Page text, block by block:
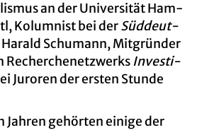
an der Uni­ver­si­tät Ham­
Ko­lum­nist bei derSüd­deut­
Schu­mann, Mit­grün­der
Re­cher­chen­etz­werksIn­ves­ti­
Ju­ro­ren der ers­ten Stun­de
Jah­ren ge­hör­ten ei­ni­ge der